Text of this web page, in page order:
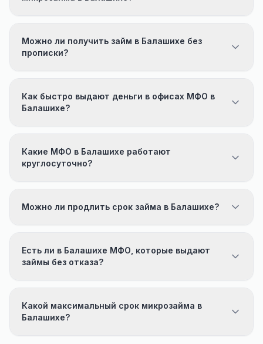
Можно ли получить займ в Балашихе без
прописки?
Как быстро выдают деньги в офисах МФО в
Балашихе?
Какие МФО в Балашихе работают
круглосуточно?
Можно ли продлить срок займа в Балашихе?
Есть ли в Балашихе МФО, которые выдают
займы без отказа?
Какой максимальный срок микрозайма в
Балашихе?